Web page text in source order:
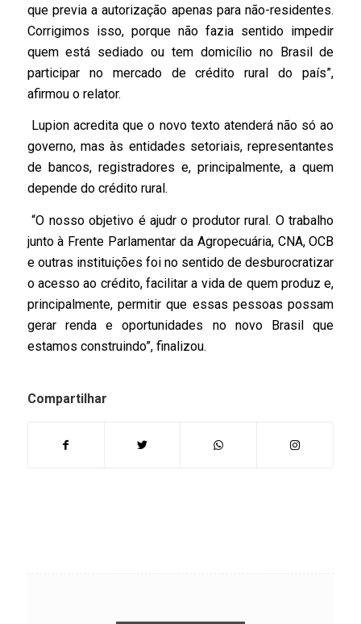
que previa a autorização apenas para não-residentes.
Corrigimos isso, porque não fazia sentido impedir
quem está sediado ou tem domicílio no Brasil de
participar no mercado de crédito rural do país”,
afirmou o relator.
Lupion acredita que o novo texto atenderá não só ao
governo, mas às entidades setoriais, representantes
de bancos, registradores e, principalmente, a quem
depende do crédito rural.
“O nosso objetivo é ajudr o produtor rural. O trabalho
junto à Frente Parlamentar da Agropecuária, CNA, OCB
e outras instituições foi no sentido de desburocratizar
o acesso ao crédito, facilitar a vida de quem produz e,
principalmente, permitir que essas pessoas possam
gerar renda e oportunidades no novo Brasil que
estamos construindo”, finalizou.
Compartilhar